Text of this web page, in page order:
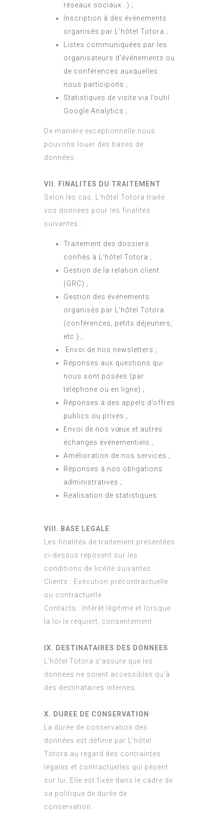
réseaux sociaux…) ;
Inscription à des évènements
organisés par L’hôtel Totora ;
Listes communiquées par les
organisateurs d’évènements ou
de conférences auxquelles
nous participons ;
Statistiques de visite via l’outil
Google Analytics ;
De manière exceptionnelle nous
pouvons louer des bases de
données.
VII. FINALITES DU TRAITEMENT
Selon les cas, L’hôtel Totora traite
vos données pour les finalités
suivantes :
Traitement des dossiers
confiés à L’hôtel Totora ;
Gestion de la relation client
(GRC) ;
Gestion des événements
organisés par L’hôtel Totora
(conférences, petits déjeuners,
etc.) ;
Envoi de nos newsletters ;
Réponses aux questions qui
nous sont posées (par
téléphone ou en ligne) ;
Réponses à des appels d’offres
publics ou privés ;
Envoi de nos vœux et autres
échanges événementiels ;
Amélioration de nos services ;
Réponses à nos obligations
administratives ;
Réalisation de statistiques.
VIII. BASE LEGALE
Les finalités de traitement présentées
ci-dessus reposent sur les
conditions de licéité suivantes :
Clients : Exécution précontractuelle
ou contractuelle
Contacts : Intérêt légitime et lorsque
la loi le requiert, consentement
IX. DESTINATAIRES DES DONNEES
L’hôtel Totora s’assure que les
données ne soient accessibles qu’à
des destinataires internes.
X. DUREE DE CONSERVATION
La durée de conservation des
données est définie par L’hôtel
Totora au regard des contraintes
légales et contractuelles qui pèsent
sur lui. Elle est fixée dans le cadre de
sa politique de durée de
conservation.